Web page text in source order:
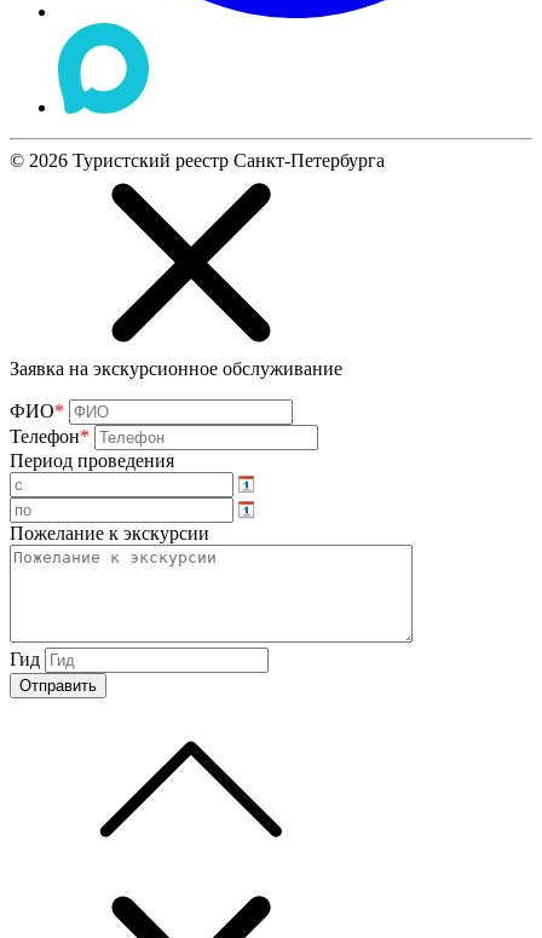
© 2026 Туристский реестр Санкт-Петербурга
Заявка на экскурсионное обслуживание
ФИО*
Телефон*
Период проведения
Пожелание к экскурсии
Гид